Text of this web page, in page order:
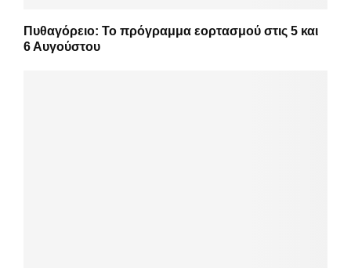
Πυθαγόρειο: Το πρόγραμμα εορτασμού στις 5 και
6 Αυγούστου